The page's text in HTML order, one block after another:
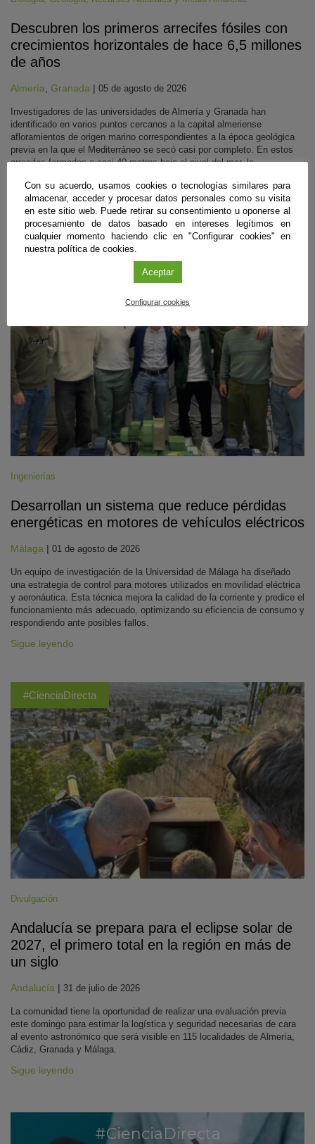
Descubren los primeros arrecifes fósiles con
crecimientos horizontales de hace 6,5 millones
de años
Almería Granada | 05 de agosto de 2026
Investigadores de las universidades de Almería y Granada han
identificado en varios puntos cercanos a la capital almeriense
afloramientos de origen marino correspondientes a la época geológica
previa en la que el Mediterráneo se secó casi por completo. En estos
arrecifes formados a casi 40 metros bajo el nivel del mar, la
de lado a lado. Ahora aportan pistas para reconstruir la historia climática
del pasado.
Sigue leyendo
Ingenierías
Desarrollan un sistema que reduce pérdidas
energéticas en motores de vehículos eléctricos
Málaga | 01 de agosto de 2026
Un equipo de investigación de la Universidad de Málaga ha diseñado
una estrategia de control para motores utilizados en movilidad eléctrica
y aeronáutica. Esta técnica mejora la calidad de la corriente y predice el
funcionamiento más adecuado, optimizando su eficiencia de consumo y
respondiendo ante posibles fallos.
Sigue leyendo
#CienciaDirecta
Divulgación
Andalucía se prepara para el eclipse solar de
2027, el primero total en la región en más de
un siglo
Andalucía | 31 de julio de 2026
La comunidad tiene la oportunidad de realizar una evaluación previa
este domingo para estimar la logística y seguridad necesarias de cara
al evento astronómico que será visible en 115 localidades de Almería,
Cádiz, Granada y Málaga.
Sigue leyendo
#CienciaDirecta
Con su acuerdo, usamos cookies o tecnologías similares para
almacenar, acceder y procesar datos personales como su visita
en este sitio web. Puede retirar su consentimiento u oponerse al
procesamiento de datos basado en intereses legítimos en
cualquier momento haciendo clic en "Configurar cookies" en
nuestra política de cookies.
Aceptar
Configurar cookies